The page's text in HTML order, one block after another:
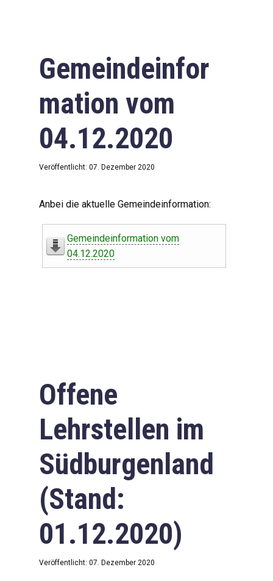
Gemeindeinfor
mation vom
04.12.2020
Veröffentlicht: 07. Dezember 2020
Anbei die aktuelle Gemeindeinformation:
Gemeindeinformation vom
04.12.2020
Offene
Lehrstellen im
Südburgenland
(Stand:
01.12.2020)
Veröffentlicht: 07. Dezember 2020